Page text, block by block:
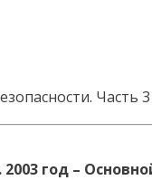
Часть 3
год –